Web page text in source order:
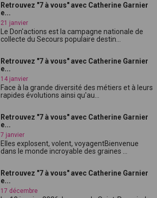
Retrouvez "7 à vous" avec Catherine Garnier
e...
21 janvier
Le Don'actions est la campagne nationale de
collecte du Secours populaire destin...
Retrouvez "7 à vous" avec Catherine Garnier
e...
14 janvier
Face à la grande diversité des métiers et à leurs
rapides évolutions ainsi qu'au...
Retrouvez "7 à vous" avec Catherine Garnier
e...
7 janvier
Elles explosent, volent, voyagentBienvenue
dans le monde incroyable des graines ...
Retrouvez "7 à vous" avec Catherine Garnier
e...
17 décembre